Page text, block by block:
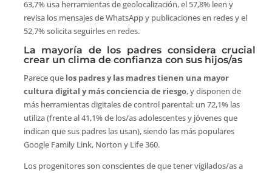
63,7% usa herramientas de geolocalización, el 57,8% leen y
revisa los mensajes de WhatsApp y publicaciones en redes y el
52,7% solicita seguirles en redes.
La mayoría de los padres considera crucial
crear un clima de confianza con sus hijos/as
Parece que los padres y las madres tienen una mayor
cultura digital y más conciencia de riesgo, y disponen de
más herramientas digitales de control parental: un 72,1% las
utiliza (frente al 41,1% de los/as adolescentes y jóvenes que
indican que sus padres las usan), siendo las más populares
Google Family Link, Norton y Life 360.
Los progenitores son conscientes de que tener vigilados/as a